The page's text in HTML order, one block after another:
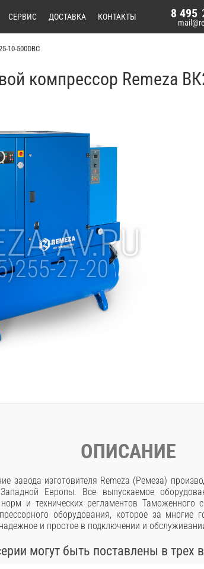
СЕРВИС ДОСТАВКА КОНТАКТЫ 8 495
10-500DВС
компрессор Remeza
ОПИСАНИЕ
завода изготовителя Remeza (Ремеза)
Европы. Все выпускаемое
и технических регламентов
оборудования, которое за многие
и простое в подключении и
могут быть поставлены в трех